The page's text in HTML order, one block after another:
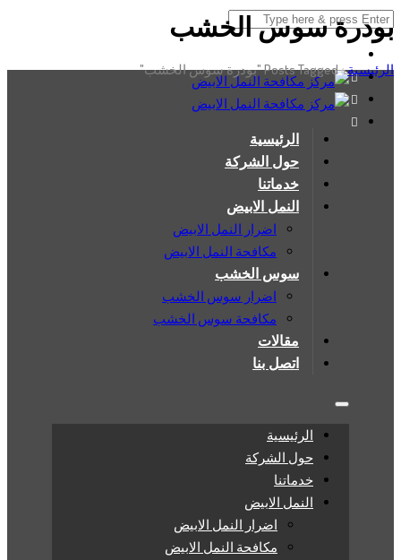
الرئيسية
حول الشركة
خدماتنا
النمل الابيض
اضرار النمل الابيض
مكافحة النمل الابيض
سوس الخشب
اضرار سوس الخشب
مكافحة سوس الخشب
مقالات
اتصل بنا
الرئيسية
حول الشركة
خدماتنا
النمل الابيض
اضرار النمل الابيض
مكافحة النمل الابيض
بودرة سوس الخشب
الرئيسية›Posts Tagged "بودرة سوس الخشب"